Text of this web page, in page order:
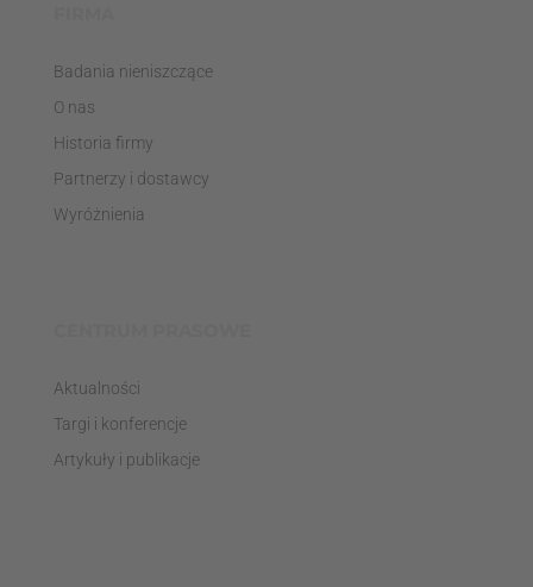
Badania nieniszczące
O nas
Historia firmy
Partnerzy i dostawcy
Wyróżnienia
Aktualności
Targi i konferencje
Artykuły i publikacje